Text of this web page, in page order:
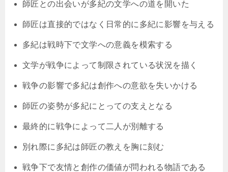
師匠との出会いが多紀の文学への道を開いた
師匠は直接的ではなく日常的に多紀に影響を与える
多紀は戦時下で文学への意義を模索する
文学が戦争によって制限されている状況を描く
戦争の影響で多紀は創作への意欲を失いかける
師匠の姿勢が多紀にとっての支えとなる
最終的に戦争によって二人が別離する
別れ際に多紀は師匠の教えを胸に刻む
戦争下で友情と創作の価値が問われる物語である